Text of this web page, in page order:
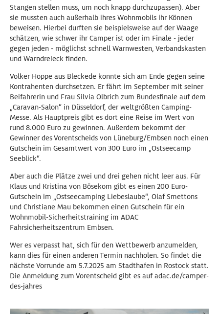
Stangen stellen muss, um noch knapp durchzupassen). Aber
sie mussten auch außerhalb ihres Wohnmobils ihr Können
beweisen. Hierbei durften sie beispielsweise auf der Waage
schätzen, wie schwer ihr Camper ist oder im Finale - jeder
gegen jeden - möglichst schnell Warnwesten, Verbandskasten
und Warndreieck finden.
Volker Hoppe aus Bleckede konnte sich am Ende gegen seine
Kontrahenten durchsetzen. Er fährt im September mit seiner
Beifahrerin und Frau Silvia Olbrich zum Bundesfinale auf dem
„Caravan-Salon“ in Düsseldorf, der weltgrößten Camping-
Messe. Als Hauptpreis gibt es dort eine Reise im Wert von
rund 8.000 Euro zu gewinnen. Außerdem bekommt der
Gewinner des Vorentscheids von Lüneburg/Embsen noch einen
Gutschein im Gesamtwert von 300 Euro im „Ostseecamp
Seeblick“.
Aber auch die Plätze zwei und drei gehen nicht leer aus. Für
Klaus und Kristina von Bösekom gibt es einen 200 Euro-
Gutschein im „Ostseecamping Liebeslaube“, Olaf Smettons
und Christiane Mau bekommen einen Gutschein für ein
Wohnmobil-Sicherheitstraining im ADAC
Fahrsicherheitszentrum Embsen.
Wer es verpasst hat, sich für den Wettbewerb anzumelden,
kann dies für einen anderen Termin nachholen. So findet die
nächste Vorrunde am 5.7.2025 am Stadthafen in Rostock statt.
Die Anmeldung zum Vorentscheid gibt es auf adac.de/camper-
des-jahres